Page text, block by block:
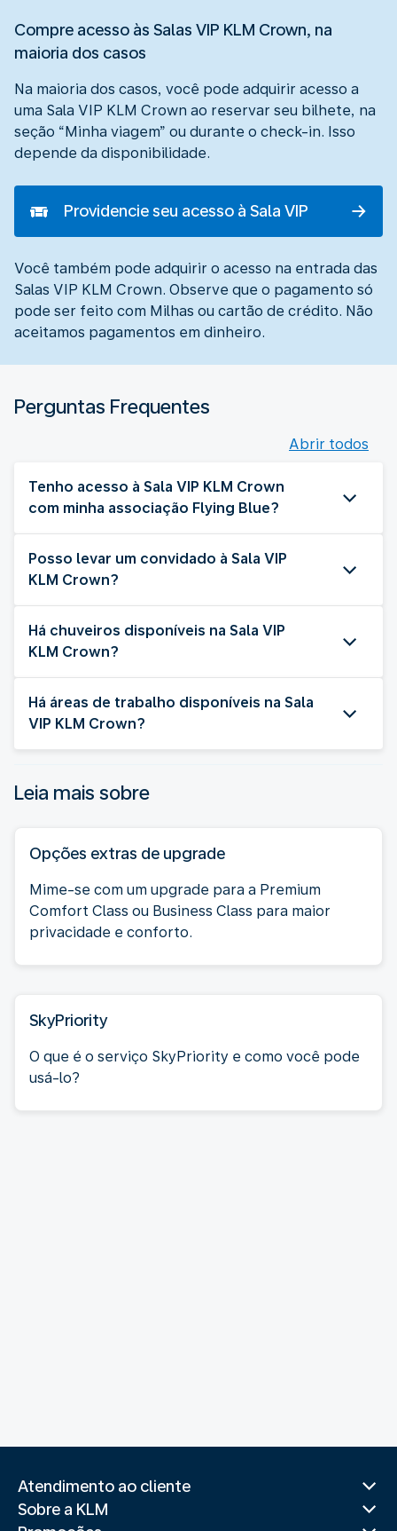
Compre acesso às Salas VIP KLM Crown, na
maioria dos casos
Na maioria dos casos, você pode adquirir acesso a
uma Sala VIP KLM Crown ao reservar seu bilhete, na
seção “Minha viagem” ou durante o check-in. Isso
depende da disponibilidade.
Providencie seu acesso à Sala VIP
Você também pode adquirir o acesso na entrada das
Salas VIP KLM Crown. Observe que o pagamento só
pode ser feito com Milhas ou cartão de crédito. Não
aceitamos pagamentos em dinheiro.
Perguntas Frequentes
Abrir todos
Tenho acesso à Sala VIP KLM Crown
com minha associação Flying Blue?
Posso levar um convidado à Sala VIP
KLM Crown?
Há chuveiros disponíveis na Sala VIP
KLM Crown?
Há áreas de trabalho disponíveis na Sala
VIP KLM Crown?
Leia mais sobre
Opções extras de upgrade
Mime-se com um upgrade para a Premium
Comfort Class ou Business Class para maior
privacidade e conforto.
SkyPriority
O que é o serviço SkyPriority e como você pode
usá-lo?
Atendimento ao cliente
Sobre a KLM